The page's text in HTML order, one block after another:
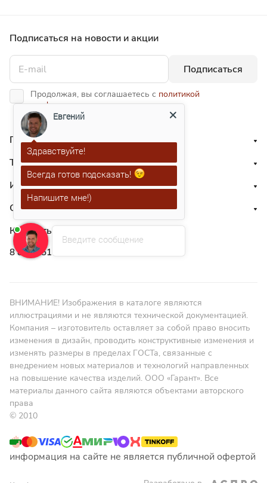
Подписаться на новости и акции
Подписаться
Продолжая, вы соглашаетесь с политикой
конфиденциальности
Приглашаем к сотрудничеству
Типовые решения
Информация
О нас
Контакты
8 800 551 41 10
ВНИМАНИЕ! Изображения в каталоге являются
иллюстрациями и не являются технической документацией.
Компания – изготовитель оставляет за собой право вносить
изменения в дизайн, проводить конструктивные изменения и
изменять размеры в пределах ГОСТа, связанные с
внедрением новых материалов и технологий направленных
на повышение качества изделий. ООО «Гарант». Все
материалы данного сайта являются объектами авторского
права
© 2010
информация на сайте не является публичной офертой
Введите сообщение
Евгений
Здравствуйте!
Всегда готов подсказать!
Напишите мне!)